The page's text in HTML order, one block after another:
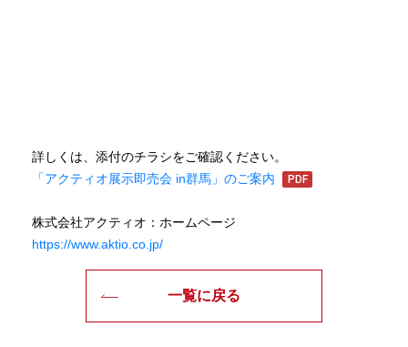
詳しくは、添付のチラシをご確認ください。
「アクティオ展示即売会 in群馬」のご案内
株式会社アクティオ：ホームページ
https://www.aktio.co.jp/
一覧に戻る